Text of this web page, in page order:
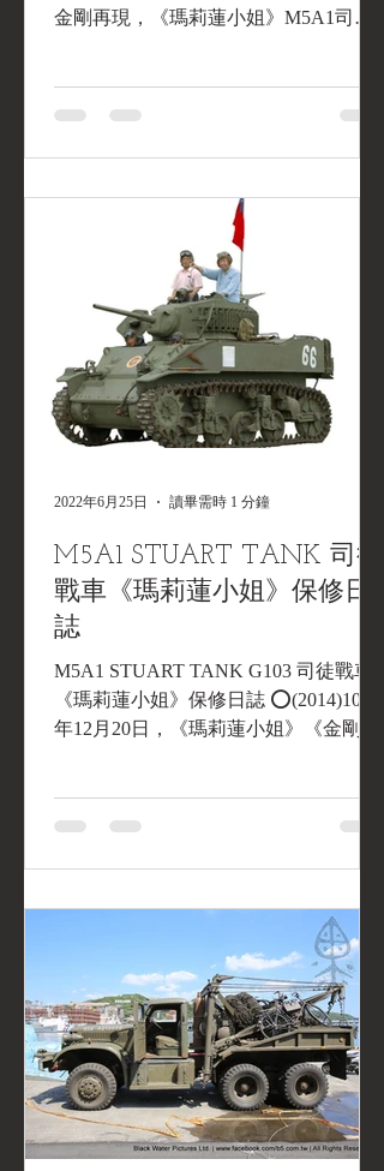
金剛再現，《瑪莉蓮小姐》M5A1司徒
M5A1 STUART TANK 司徒
戰車《瑪莉蓮小姐》保修日
誌
M5A1 STUART TANK G103 司徒戰車
《瑪莉蓮小姐》保修日誌 ⭕(2014)103
年12月20日，《瑪莉蓮小姐》《金剛二
2022年6月25日 讀畢需時 1 分鐘